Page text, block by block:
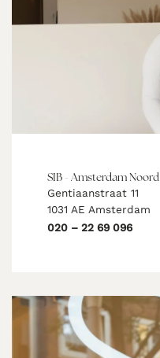
SIB - Amsterdam Noord
Gentiaanstraat 11
1031 AE Amsterdam
020 – 22 69 096